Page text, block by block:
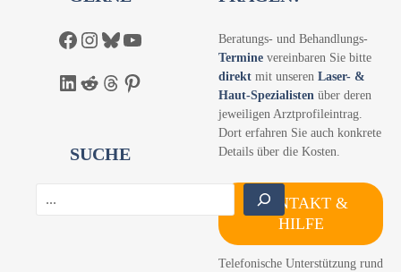
Facebook Instagram Bluesky YouTube
LinkedIn Reddit Threads Pinterest
SUCHE
Beratungs- und Behandlungs-
Termine vereinbaren Sie bitte
direkt mit unseren Laser- &
Haut-Spezialisten über deren
jeweiligen Arztprofileintrag.
Dort erfahren Sie auch konkrete
Details über die Kosten.
KONTAKT &
HILFE
Telefonische Unterstützung rund